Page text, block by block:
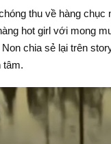
thu về hàng
hot girl với mong
chia sẻ lại trên
tâm.